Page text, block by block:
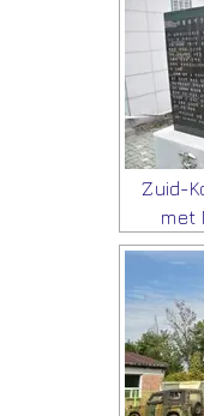
Zuid-
met